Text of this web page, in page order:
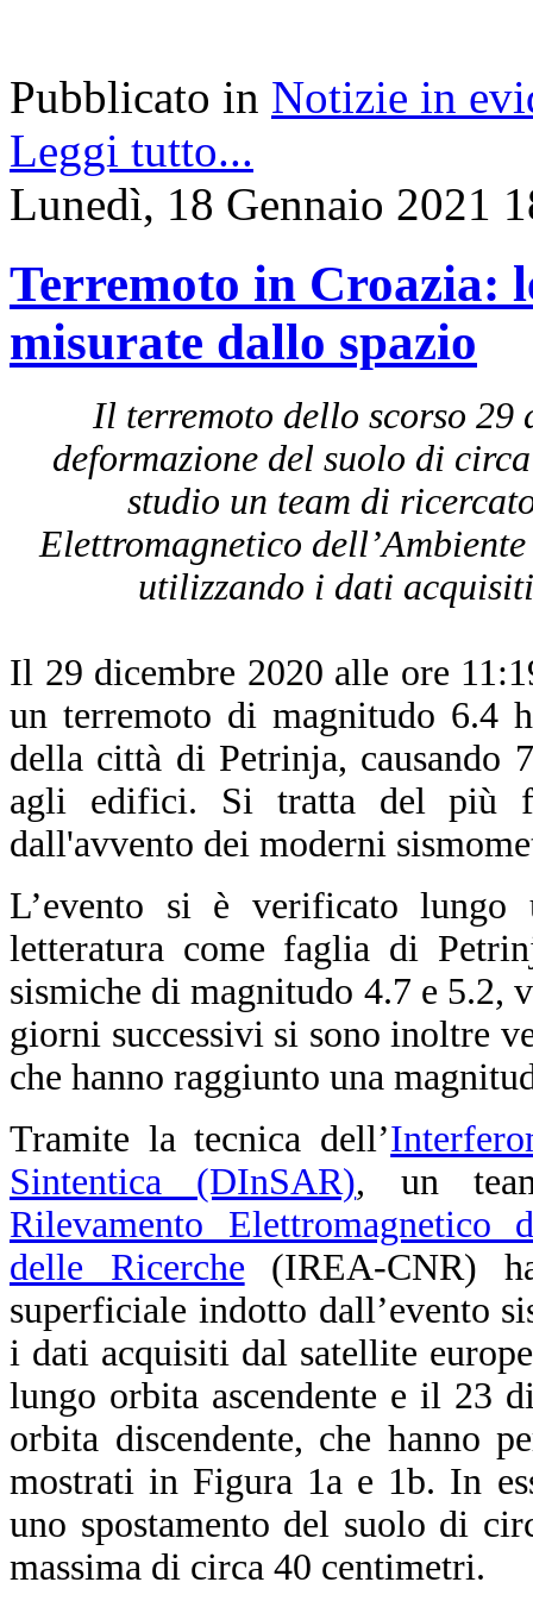
Pubblicato in Notizie in
Leggi tutto...
Lunedì, 18 Gennaio 2021
Terremoto in Croazia:
misurate dallo spazio
Il terremoto dello scorso 29
deformazione del suolo di
studio un team di
Elettromagnetico
utilizzando i dati
Il 29 dicembre 2020 alle ore
un terremoto di magnitudo 6.4
della città di Petrinja,
agli edifici. Si tratta del più
dall'avvento dei moderni
L’evento si è verificato lungo
letteratura come faglia di
sismiche di magnitudo 4.7 e 5.2,
giorni successivi si sono inoltre
che hanno raggiunto una
Tramite la tecnica dell’
Sintentica (DInSAR), un
Rilevamento Elettromagnetico
delle Ricerche (IREA-CNR)
superficiale indotto dall’evento
i dati acquisiti dal satellite
lungo orbita ascendente e il 23
orbita discendente, che hanno
mostrati in Figura 1a e 1b. In
uno spostamento del suolo di
massima di circa 40 centimetri.